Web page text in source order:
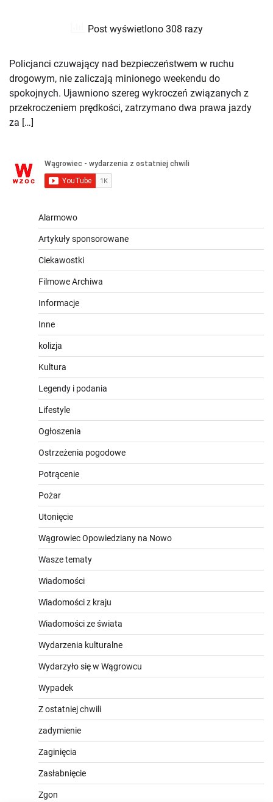
Post wyświetlono 308 razy
Policjanci czuwający nad bezpieczeństwem w ruchu
drogowym, nie zaliczają minionego weekendu do
spokojnych. Ujawniono szereg wykroczeń związanych z
przekroczeniem prędkości, zatrzymano dwa prawa jazdy
za […]
Alarmowo
Artykuły sponsorowane
Ciekawostki
Filmowe Archiwa
Informacje
Inne
kolizja
Kultura
Legendy i podania
Lifestyle
Ogłoszenia
Ostrzeżenia pogodowe
Potrącenie
Pożar
Utonięcie
Wągrowiec Opowiedziany na Nowo
Wasze tematy
Wiadomości
Wiadomości z kraju
Wiadomości ze świata
Wydarzenia kulturalne
Wydarzyło się w Wągrowcu
Wypadek
Z ostatniej chwili
zadymienie
Zaginięcia
Zasłabnięcie
Zgon